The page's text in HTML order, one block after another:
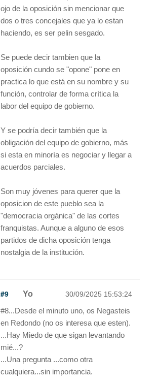
ojo de la oposición sin mencionar que
dos o tres concejales que ya lo estan
haciendo, es ser pelin sesgado.
Se puede decir tambien que la
oposición cundo se "opone" pone en
practica lo que está en su nombre y su
función, controlar de forma crítica la
labor del equipo de gobierno.
Y se podría decir también que la
obligación del equipo de gobierno, más
si esta en minoría es negociar y llegar a
acuerdos parciales.
Son muy jóvenes para querer que la
oposicion de este pueblo sea la
"democracia orgánica" de las cortes
franquistas. Aunque a alguno de esos
partidos de dicha oposición tenga
nostalgia de la institución.
#9 Yo 30/09/2025 15:53:24
#8...Desde el minuto uno, os Negasteis
en Redondo (no os interesa que esten).
...Hay Miedo de que sigan levantando
mié...?
...Una pregunta ...como otra
cualquiera...sin importancia.